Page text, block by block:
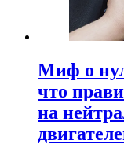
Миф о
что
на